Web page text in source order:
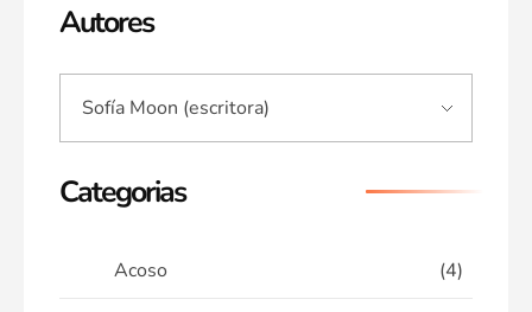
Autores
Categorias
Acoso (4)